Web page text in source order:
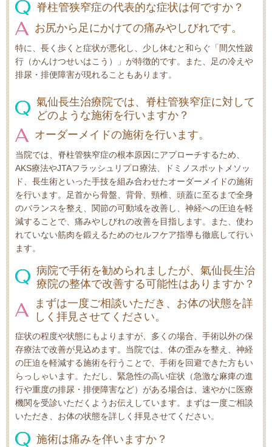
脊柱管狭窄症の代表的な症状は何ですか？
お尻から足にかけての痛みやしびれです。
特に、長く歩くと症状が悪化し、少し休むと和らぐ「間欠性跛
行（かんけつせいはこう）」が特徴的です。また、足の冷えや
排尿・排便障害が現れることもあります。
氣仙長生治療院では、脊柱管狭窄症に対して
どのような施術を行いますか？
オーダーメイドの施術を行います。
当院では、脊柱管狭窄症の根本原因にアプローチするため、
AKS療法やJTAフラッシュリプロ療法、ドミノスポットメソッ
ド、長生術といった手技を組み合わせたオーダーメイドの施術
を行います。足首から骨盤、背骨、頸椎、頭蓋に至るまで全身
のバランスを整え、関節の可動域を改善し、神経への圧迫を軽
減することで、痛みやしびれの改善を目指します。また、使わ
れていない筋肉を鍛えるためのセルフケア指導も徹底して行い
ます。
病院で手術を勧められましたが、氣仙長生治
療院の整体で改善する可能性はありますか？
まずは一度ご相談いただき、お体の状態を詳
しく拝見させてください。
症状の程度や状態にもよりますが、多くの場合、手術以外の保
存療法で改善が見込めます。当院では、体の歪みを整え、神経
の圧迫を軽減する施術を行うことで、手術を回避できた方もい
らっしゃいます。ただし、緊急性の高い症状（急激な麻痺の進
行や重度の排尿・排便障害など）がある場合は、速やかに医療
機関を受診いただくようお伝えしています。まずは一度ご相談
いただき、お体の状態を詳しく拝見させてください。
施術は痛みを伴いますか？